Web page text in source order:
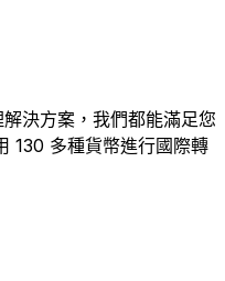
決方案，我們都能滿足您
130 多種貨幣進行國際轉